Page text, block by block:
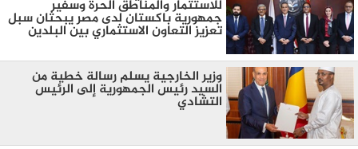
للاستثمار والمناطق الحرة وسفير
جمهورية باكستان لدى مصر يبحثان سبل
تعزيز التعاون الاستثماري بين البلدين
وزير الخارجية يسلم رسالة خطية من
السيد رئيس الجمهورية إلى الرئيس
التشادي